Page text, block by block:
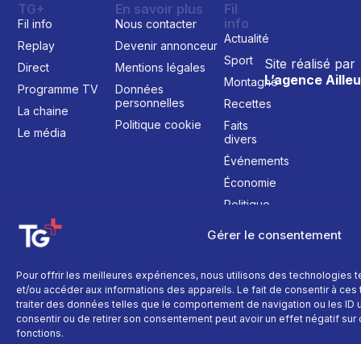
Gérer le consentement
Pour offrir les meilleures expériences, nous utilisons des technologies
et/ou accéder aux informations des appareils. Le fait de consentir à
traiter des données telles que le comportement de navigation ou les ID
consentir ou de retirer son consentement peut avoir un effet négatif
fonctions.
Site réalisé par
L’agence
TG+
Fil info
Replay
Direct
Programme TV
La chaine
Le média
En savoir plus
Nous contacter
Devenir annonceur
Mentions légales
Données
personnelles
Politique cookie
Fil
info
Actualité
Sport
Montagne
Recettes
Faits
divers
Événements
Économie
Politique